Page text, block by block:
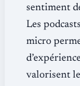
sentiment
Les
micro
valorisent